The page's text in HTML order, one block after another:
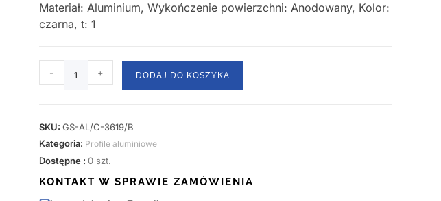
Materiał: Aluminium, Wykończenie powierzchni: Anodowany, Kolor:
czarna, t: 1
- + DODAJ DO KOSZYKA
SKU: GS-AL/C-3619/B
Kategoria: Profile aluminiowe
Dostępne : 0 szt.
KONTAKT W SPRAWIE ZAMÓWIENIA